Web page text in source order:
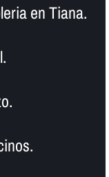
en Tiana.